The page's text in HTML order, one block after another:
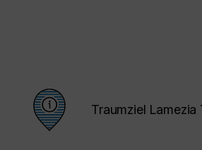
Traumziel Lamezia